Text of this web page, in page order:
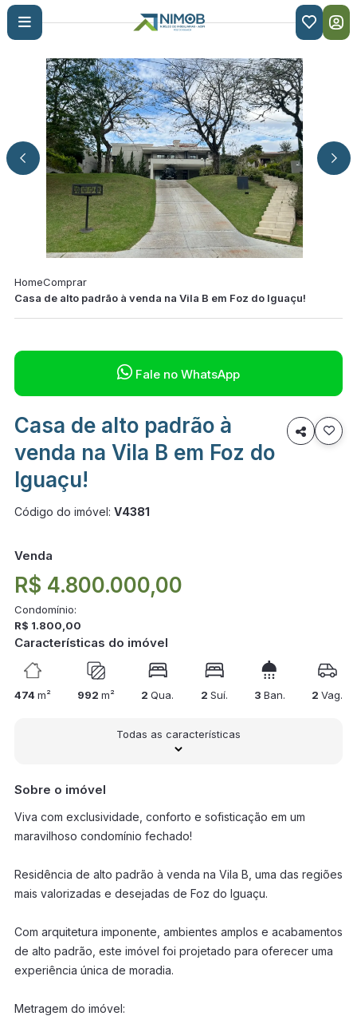

HomeComprar
Casa de alto padrão à venda na Vila B em Foz do Iguaçu!
 Fale no WhatsApp
Casa de alto padrão à
venda na Vila B em Foz do
Iguaçu!

Código do imóvel: V4381
Venda
R$ 4.800.000,00
Condomínio:
R$ 1.800,00
Características do imóvel
474 m² 992m² 2Qua. 2 Suí. 3 Ban. 2Vag.
Todas as características
Sobre o imóvel
Viva com exclusividade, conforto e sofisticação em um
maravilhoso condomínio fechado!
Residência de alto padrão à venda na Vila B, uma das regiões
mais valorizadas e desejadas de Foz do Iguaçu.
Com arquitetura imponente, ambientes amplos e acabamentos
de alto padrão, este imóvel foi projetado para oferecer uma
experiência única de moradia.
Metragem do imóvel: